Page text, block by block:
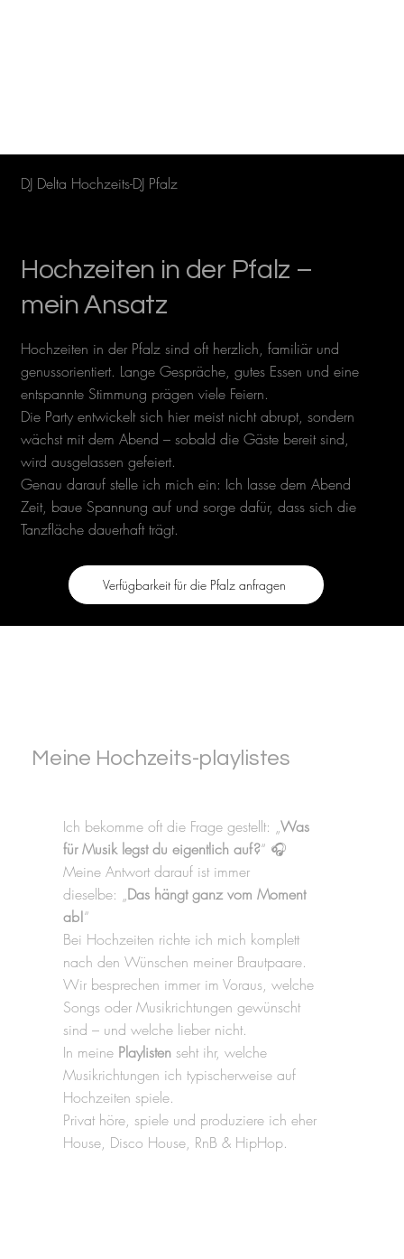
DJ Delta Hochzeits-DJ Pfalz
Hochzeiten in der Pfalz –
mein Ansatz
Hochzeiten in der Pfalz sind oft herzlich, familiär und
genussorientiert. Lange Gespräche, gutes Essen und eine
entspannte Stimmung prägen viele Feiern.
Die Party entwickelt sich hier meist nicht abrupt, sondern
wächst mit dem Abend – sobald die Gäste bereit sind,
wird ausgelassen gefeiert.
Genau darauf stelle ich mich ein: Ich lasse dem Abend
Zeit, baue Spannung auf und sorge dafür, dass sich die
Tanzfläche dauerhaft trägt.
Verfügbarkeit für die Pfalz anfragen
Meine Hochzeits-playlistes
Ich bekomme oft die Frage gestellt: „Was
für Musik legst du eigentlich auf?“ 🎧
Meine Antwort darauf ist immer
dieselbe: „Das hängt ganz vom Moment
ab!“
Bei Hochzeiten richte ich mich komplett
nach den Wünschen meiner Brautpaare.
Wir besprechen immer im Voraus, welche
Songs oder Musikrichtungen gewünscht
sind – und welche lieber nicht.
In meine Playlisten seht ihr, welche
Musikrichtungen ich typischerweise auf
Hochzeiten spiele.
Privat höre, spiele und produziere ich eher
House, Disco House, RnB & HipHop.